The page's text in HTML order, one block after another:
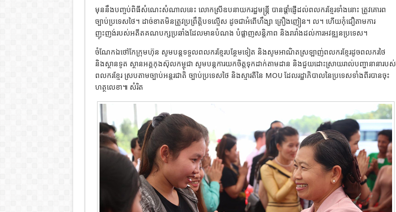
មុននឹងបញ្ចប់ពិធីសំណេះសំណាលនេះ លោកស្រីឧបនាយករដ្ឋមន្រ្តី បានផ្តាំផ្ញើដល់ពលករខ្មែរទាំងនោះ ត្រូវគោរព
ច្បាប់ប្រទេសថៃ។ ដាច់ខាតមិនត្រូវប្រព្រឹត្តិបទល្មើស ដូចជាអំពើហឹង្សា គ្រឿងញៀន។ ល។ ហើយកុំជឿតាមការ
ញុះញង់របស់អតីតគណបក្សប្រឆាំងដែលមានបំណង បំផ្លាញសន្តិភាព និងរារាំងដល់ការអវឌ្ឍនប្រទេស។
ចំណែកឯថៅកែក្រុមហ៊ុន សូមបន្តទទួលពលករខ្មែរបន្ថែមទៀត និងសូមអាណិតស្រឡាញ់ពលករខ្មែរដូចពលករថៃ
និងស្ថានទូត ស្ថានអគ្គកុងស៊ុលកម្ពុជា សូមបន្តការយកចិត្តទុកដាក់តាមដាន និងជួយដោះស្រាយរាល់បញ្ហានានារបស់
ពលករខ្មែរ ស្របតាមច្បាប់អន្តរជាតិ ច្បាប់ប្រទេសថៃ និងស្មារតីនៃ MOU ដែលរដ្ឋាភិបាលនៃប្រទេសទាំងពីរបានចុះ
ហត្ថលេខា៕ សំរិត